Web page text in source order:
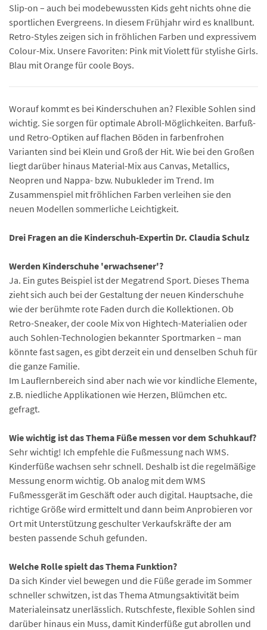
Slip-on – auch bei modebewussten Kids geht nichts ohne die
sportlichen Evergreens. In diesem Frühjahr wird es knallbunt.
Retro-Styles zeigen sich in fröhlichen Farben und expressivem
Colour-Mix. Unsere Favoriten: Pink mit Violett für stylishe Girls.
Blau mit Orange für coole Boys.
Worauf kommt es bei Kinderschuhen an? Flexible Sohlen sind
wichtig. Sie sorgen für optimale Abroll-Möglichkeiten. Barfuß-
und Retro-Optiken auf flachen Böden in farbenfrohen
Varianten sind bei Klein und Groß der Hit. Wie bei den Großen
liegt darüber hinaus Material-Mix aus Canvas, Metallics,
Neopren und Nappa- bzw. Nubukleder im Trend. Im
Zusammenspiel mit fröhlichen Farben verleihen sie den
neuen Modellen sommerliche Leichtigkeit.
Drei Fragen an die Kinderschuh-Expertin Dr. Claudia Schulz
Werden Kinderschuhe 'erwachsener'?
Ja. Ein gutes Beispiel ist der Megatrend Sport. Dieses Thema
zieht sich auch bei der Gestaltung der neuen Kinderschuhe
wie der berühmte rote Faden durch die Kollektionen. Ob
Retro-Sneaker, der coole Mix von Hightech-Materialien oder
auch Sohlen-Technologien bekannter Sportmarken – man
könnte fast sagen, es gibt derzeit ein und denselben Schuh für
die ganze Familie.
Im Lauflernbereich sind aber nach wie vor kindliche Elemente,
z.B. niedliche Applikationen wie Herzen, Blümchen etc.
gefragt.
Wie wichtig ist das Thema Füße messen vor dem Schuhkauf?
Sehr wichtig! Ich empfehle die Fußmessung nach WMS.
Kinderfüße wachsen sehr schnell. Deshalb ist die regelmäßige
Messung enorm wichtig. Ob analog mit dem WMS
Fußmessgerät im Geschäft oder auch digital. Hauptsache, die
richtige Größe wird ermittelt und dann beim Anprobieren vor
Ort mit Unterstützung geschulter Verkaufskräfte der am
besten passende Schuh gefunden.
Welche Rolle spielt das Thema Funktion?
Da sich Kinder viel bewegen und die Füße gerade im Sommer
schneller schwitzen, ist das Thema Atmungsaktivität beim
Materialeinsatz unerlässlich. Rutschfeste, flexible Sohlen sind
darüber hinaus ein Muss, damit Kinderfüße gut abrollen und